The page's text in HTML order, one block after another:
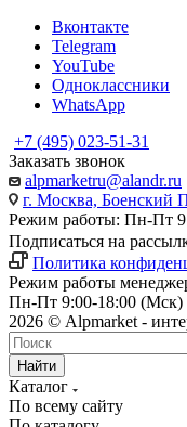
Вконтакте
Telegram
YouTube
Одноклассники
WhatsApp
+7 (495) 023-51-31
Заказать звонок
alpmarketru@alandr.ru
г. Москва, Боенский
Режим работы: Пн-Пт
Подписаться на
Политика
Режим работы
Пн-Пт 9:00-18:00 (Мск)
2026 © Alpmarket -
Найти
Каталог
По всему сайту